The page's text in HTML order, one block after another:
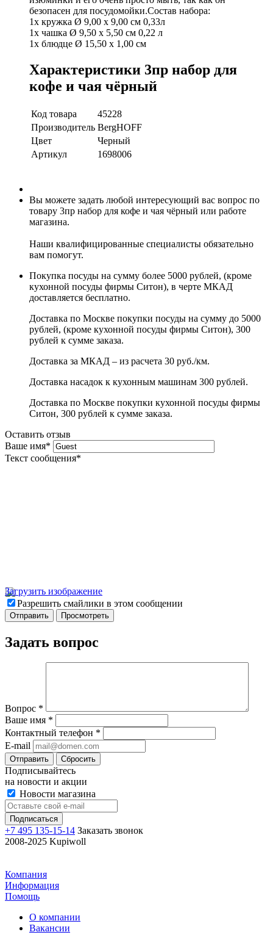
безопасен для посудомойки.Состав набора:
1x кружка Ø 9,00 x 9,00 см 0,33л
1x чашка Ø 9,50 x 5,50 см 0,22 л
1x блюдце Ø 15,50 x 1,00 см
Характеристики 3пр набор для
кофе и чая чёрный
Код товара
45228
Производитель BergHOFF
Цвет
Черный
Артикул
1698006
Вы можете задать любой интересующий вас вопрос по
товару 3пр набор для кофе и чая чёрный или работе
магазина.
Наши квалифицированные специалисты обязательно
вам помогут.
Покупка посуды на сумму более 5000 рублей, (кроме
кухонной посуды фирмы Ситон), в черте МКАД
доставляется бесплатно.
Доставка по Москве покупки посуды на сумму до 5000
рублей, (кроме кухонной посуды фирмы Ситон), 300
рублей к сумме заказа.
Доставка за МКАД – из расчета 30 руб./км.
Доставка насадок к кухонным машинам 300 рублей.
Доставка по Москве покупки кухонной посуды фирмы
Ситон, 300 рублей к сумме заказа.
Оставить отзыв
Ваше имя*
Текст сообщения*
Загрузить изображение
Разрешить смайлики в этом сообщении
Задать вопрос
Вопрос *
Ваше имя *
Контактный телефон *
E-mail
Отправить Сбросить
Подписывайтесь
на новости и акции
Новости магазина
+7 495 135-15-14 Заказать звонок
2008-2025 Kupiwoll
Компания
Информация
Помощь
О компании
Вакансии